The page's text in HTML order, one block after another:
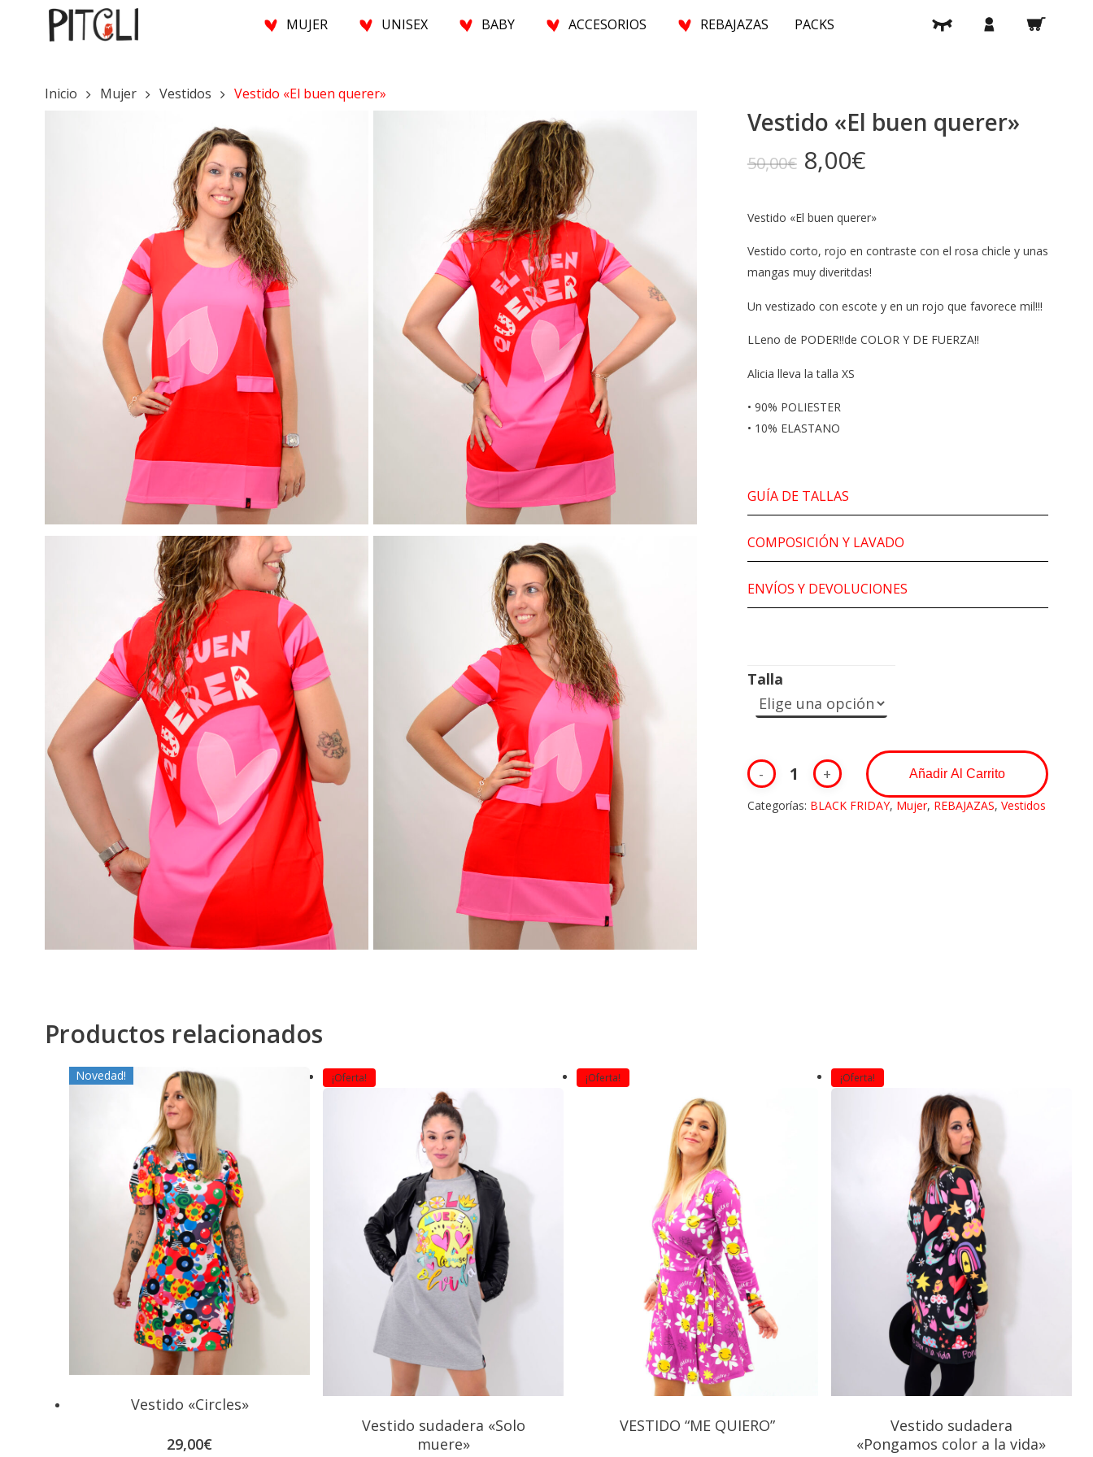
Presiona Enter para buscar o ESC para cerrar
MUJER UNISEX BABY ACCESORIOS REBAJAZAS PACKS buscarcuenta
Inicio Mujer Vestidos Vestido «El buen querer»
Vestido «El buen querer»
50,00€ El
precio
original
era:
50,00€.
8,00€El
actual
es:
8,00€.
Vestido «El buen querer»
Vestido corto, rojo en contraste con el rosa chicle y unas
mangas muy diveritdas!
Un vestizado con escote y en un rojo que favorece mil!!!
LLeno de PODER!!de COLOR Y DE FUERZA!!
Alicia lleva la talla XS
• 90% POLIESTER
• 10% ELASTANO
GUÍA DE TALLAS
COMPOSICIÓN Y LAVADO
ENVÍOS Y DEVOLUCIONES
Talla
Añadir Al Carrito
Categorías: BLACK FRIDAY, Mujer, REBAJAZAS, Vestidos
Productos relacionados
Novedad!
Vestido «Circles»
29,00€
¡Oferta!
Vestido sudadera «Solo
muere»
¡Oferta!
VESTIDO “ME QUIERO”
¡Oferta!
Vestido sudadera
«Pongamos color a la vida»